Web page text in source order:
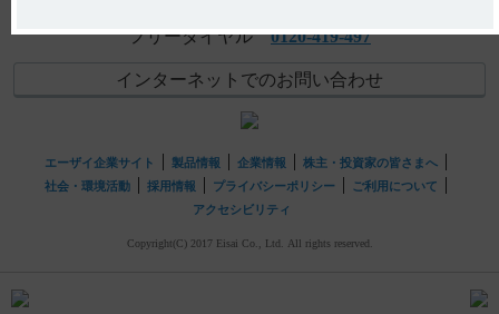
フリーダイヤル0120-419-497
インターネットでのお問い合わせ
エーザイ企業サイト 製品情報 企業情報
株主・投資家の皆さまへ
社会・環境活動
採用情報 プライバシーポリシー
ご利用について
アクセシビリティ
Copyright(C) 2017 Eisai Co., Ltd. All rights reserved.